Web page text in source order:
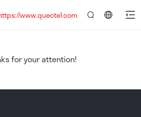
www.quectel.com.cn
for your attention!